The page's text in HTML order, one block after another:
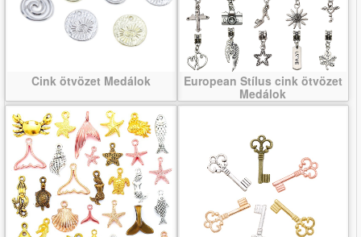
Cink ötvözet Medálok
European Stílus cink ötvözet
Medálok